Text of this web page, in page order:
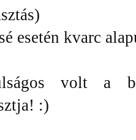
esetén kvarc
volt a
:)